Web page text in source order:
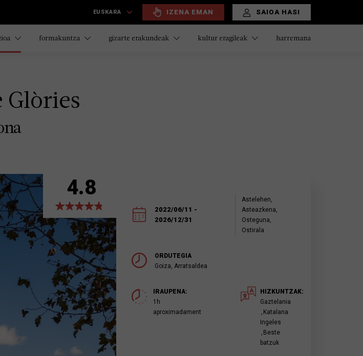
EUSKARA IZENA EMAN SAIOA HASI
formakuntza gizarte erakundeak kultur eragileak harremana
Glòries
4.8
2022/06/11 -
2026/12/31
Astelehen,
Asteazkena,
Osteguna,
Ostirala
ORDUTEGIA
Goiza, Arratsaldea
IRAUPENA:
1h
aproximadament
HIZKUNTZAK:
Gaztelania
Katalana
Ingeles
Beste
batzuk